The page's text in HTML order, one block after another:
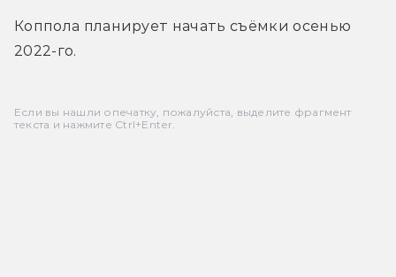
Коппола планирует начать съёмки осенью
2022-го.
Если вы нашли опечатку, пожалуйста, выделите фрагмент
текста и нажмите Ctrl+Enter.